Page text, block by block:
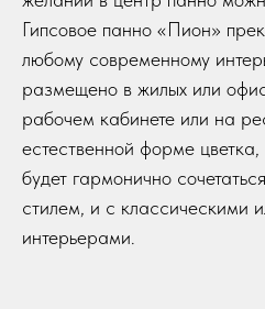
Гипсовое панно «Пион»
любому современному
размещено в жилых или
рабочем кабинете или на
естественной форме
будет гармонично
стилем, и с классическими
интерьерами.